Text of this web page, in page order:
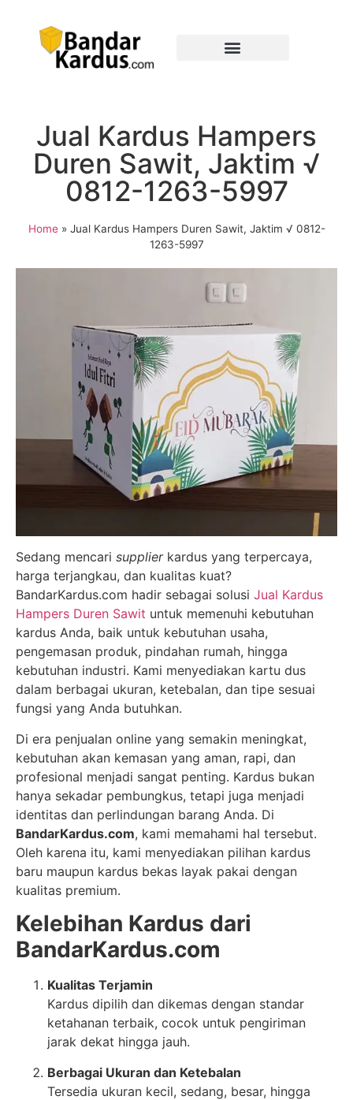
Jual Kardus Hampers
Duren Sawit, Jaktim √
0812-1263-5997
Home» Jual Kardus Hampers Duren Sawit, Jaktim √ 0812-
1263-5997
Sedang mencari supplierkardus yang terpercaya,
harga terjangkau, dan kualitas kuat?
BandarKardus.com hadir sebagai solusi Jual Kardus
Hampers Duren Sawit untuk memenuhi kebutuhan
kardus Anda, baik untuk kebutuhan usaha,
pengemasan produk, pindahan rumah, hingga
kebutuhan industri. Kami menyediakan kartu dus
dalam berbagai ukuran, ketebalan, dan tipe sesuai
fungsi yang Anda butuhkan.
Di era penjualan online yang semakin meningkat,
kebutuhan akan kemasan yang aman, rapi, dan
profesional menjadi sangat penting. Kardus bukan
hanya sekadar pembungkus, tetapi juga menjadi
identitas dan perlindungan barang Anda. Di
BandarKardus.com, kami memahami hal tersebut.
Oleh karena itu, kami menyediakan pilihan kardus
baru maupun kardus bekas layak pakai dengan
kualitas premium.
Kelebihan Kardus dari
BandarKardus.com
Kualitas Terjamin
Kardus dipilih dan dikemas dengan standar
ketahanan terbaik, cocok untuk pengiriman
jarak dekat hingga jauh.
Berbagai Ukuran dan Ketebalan
Tersedia ukuran kecil, sedang, besar, hingga